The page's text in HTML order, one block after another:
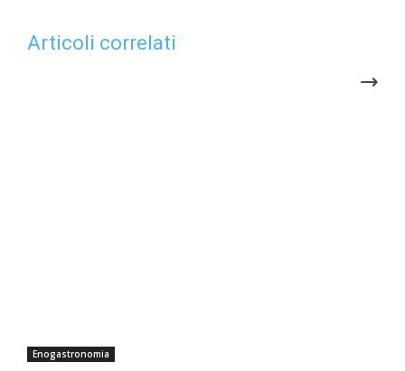
Articoli correlati
Enogastronomia